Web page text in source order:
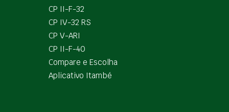
CP II-F-32
CP IV-32 RS
CP V-ARI
CP II-F-40
Compare e Escolha
Aplicativo Itambé